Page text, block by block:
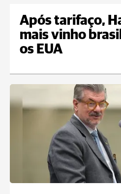
Após tarifaço,
mais vinho
os EUA